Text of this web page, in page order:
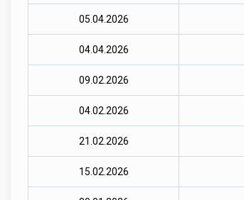
05.04.2026
04.04.2026
09.02.2026
04.02.2026
21.02.2026
15.02.2026